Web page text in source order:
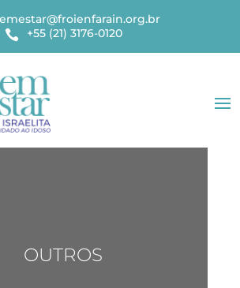

+55 (21) 3176-0120
OUTROS